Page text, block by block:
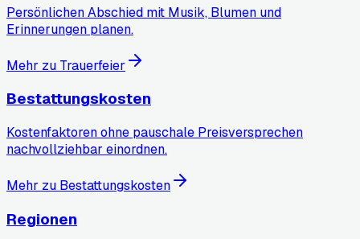
Persönlichen Abschied mit Musik, Blumen und
Erinnerungen planen.
Mehr zu Trauerfeier
Bestattungskosten
Kostenfaktoren ohne pauschale Preisversprechen
nachvollziehbar einordnen.
Mehr zu Bestattungskosten
Regionen